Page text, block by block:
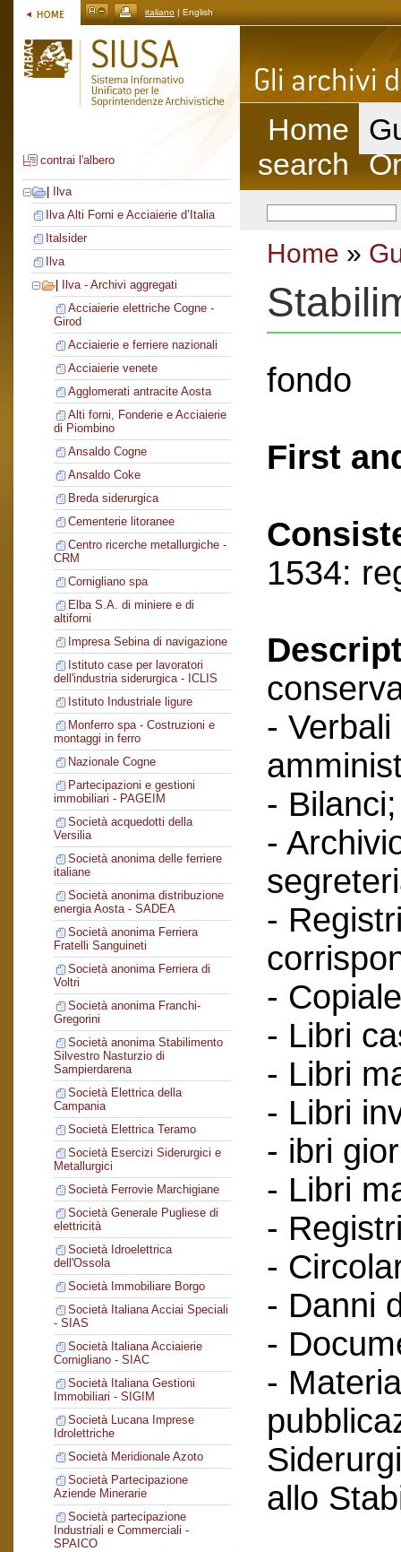
italiano | English
contrai l'albero
Ilva
Ilva Alti Forni e Acciaierie d’Italia
Italsider
Ilva
Ilva - Archivi aggregati
Acciaierie elettriche Cogne -
Girod
Acciaierie e ferriere nazionali
Acciaierie venete
Agglomerati antracite Aosta
Alti forni, Fonderie e Acciaierie
di Piombino
Ansaldo Cogne
Ansaldo Coke
Breda siderurgica
Cementerie litoranee
Centro ricerche metallurgiche -
CRM
Cornigliano spa
Elba S.A. di miniere e di
altiforni
Impresa Sebina di navigazione
Istituto case per lavoratori
dell'industria siderurgica - ICLIS
Istituto Industriale ligure
Monferro spa - Costruzioni e
montaggi in ferro
Nazionale Cogne
Partecipazioni e gestioni
immobiliari - PAGEIM
Società acquedotti della
Versilia
Società anonima delle ferriere
italiane
Società anonima distribuzione
energia Aosta - SADEA
Società anonima Ferriera
Fratelli Sanguineti
Società anonima Ferriera di
Voltri
Società anonima Franchi-
Gregorini
Società anonima Stabilimento
Silvestro Nasturzio di
Sampierdarena
Società Elettrica della
Campania
Società Elettrica Teramo
Società Esercizi Siderurgici e
Metallurgici
Società Ferrovie Marchigiane
Società Generale Pugliese di
elettricità
Società Idroelettrica
dell'Ossola
Società Immobiliare Borgo
Società Italiana Acciai Speciali
- SIAS
Società Italiana Acciaierie
Cornigliano - SIAC
Società Italiana Gestioni
Immobiliari - SIGIM
Società Lucana Imprese
Idrolettriche
Società Meridionale Azoto
Società Partecipazione
Aziende Minerarie
Società partecipazione
Industriali e Commerciali -
SPAICO
Home
search
Home »
fondo
First
1534:
-
- Bilanci;
-
-
-
- Libri
- Libri
- Libri
- ibri
- Libri
-
-
- Danni
-
-
allo